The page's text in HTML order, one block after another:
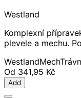
Westland
Komplexní
plevele a mechu.
WestlandMech
Od 341,95 Kč
Add